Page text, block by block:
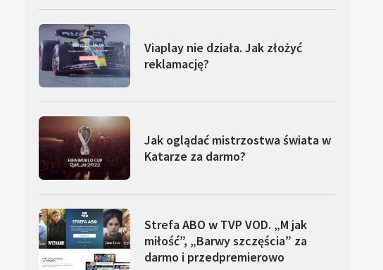
Viaplay nie działa. Jak złożyć
reklamację?
Jak oglądać mistrzostwa świata w
Katarze za darmo?
Strefa ABO w TVP VOD. „M jak
miłość”, „Barwy szczęścia” za
darmo i przedpremierowo